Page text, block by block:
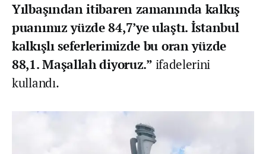
Yılbaşından itibaren zamanında kalkış
puanımız yüzde 84,7’ye ulaştı. İstanbul
kalkışlı seferlerimizde bu oran yüzde
88,1. Maşallah diyoruz.” ifadelerini
kullandı.